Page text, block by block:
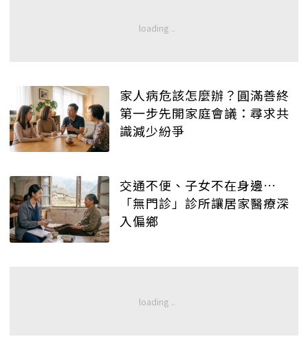
家人病危該怎麼辦？圓滿善終
第一步先開家庭會議：尋求共
識減少紛爭
交通不便、子女不在身邊…
「無門診」診所讓居家醫療深
入偏鄉